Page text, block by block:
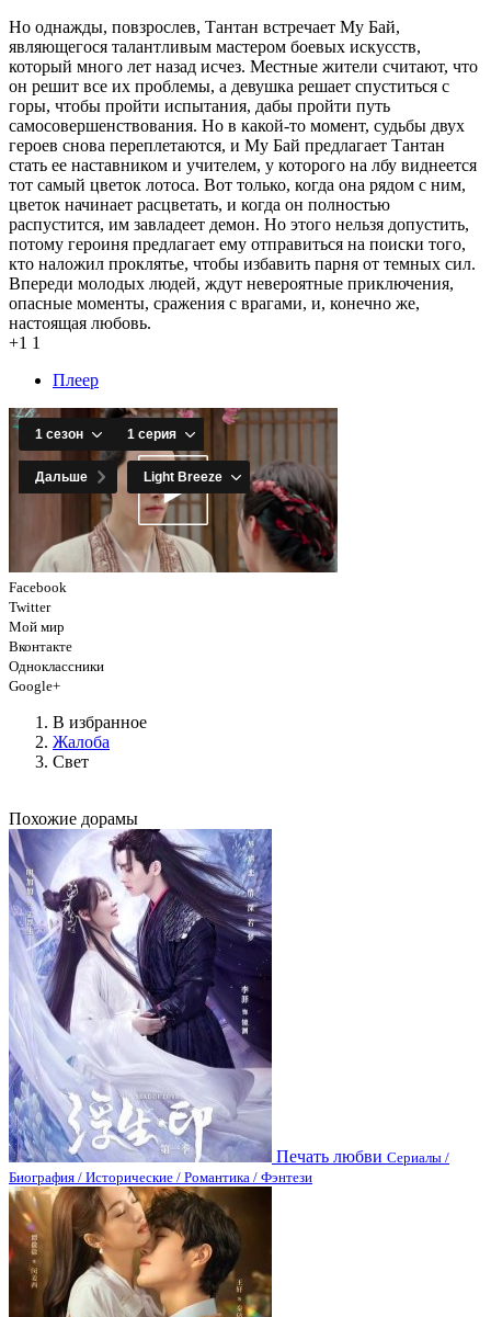
Но однажды, повзрослев, Тантан встречает Му Бай,
являющегося талантливым мастером боевых искусств,
который много лет назад исчез. Местные жители считают, что
он решит все их проблемы, а девушка решает спуститься с
горы, чтобы пройти испытания, дабы пройти путь
самосовершенствования. Но в какой-то момент, судьбы двух
героев снова переплетаются, и Му Бай предлагает Тантан
стать ее наставником и учителем, у которого на лбу виднеется
тот самый цветок лотоса. Вот только, когда она рядом с ним,
цветок начинает расцветать, и когда он полностью
распустится, им завладеет демон. Но этого нельзя допустить,
потому героиня предлагает ему отправиться на поиски того,
кто наложил проклятье, чтобы избавить парня от темных сил.
Впереди молодых людей, ждут невероятные приключения,
опасные моменты, сражения с врагами, и, конечно же,
настоящая любовь.
+1 1
Плеер
Facebook
Twitter
Мой мир
Вконтакте
Одноклассники
Google+
В избранное
Жалоба
Свет
Похожие дорамы
Печать любви Сериалы /
Биография / Исторические / Романтика / Фэнтези